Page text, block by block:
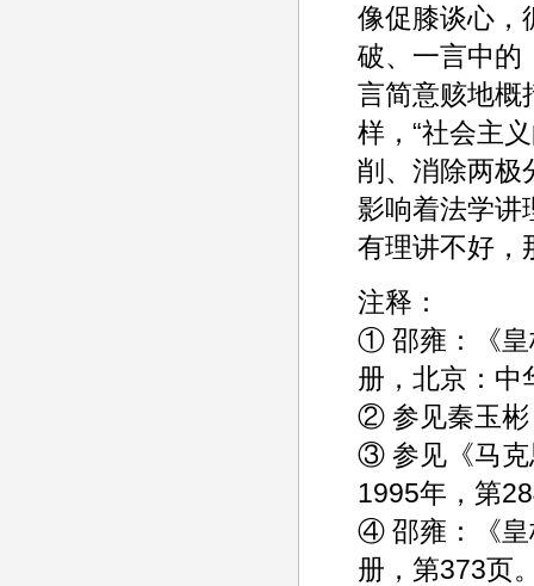
像促膝谈心，
破、一言中的
言简意赅地概
样，“社会主
削、消除两极
影响着法学讲
有理讲不好，
注释：
① 邵雍：《皇
册，北京：中
② 参见秦玉彬
③ 参见《马克
1995年，第
④ 邵雍：《皇
册，第373页